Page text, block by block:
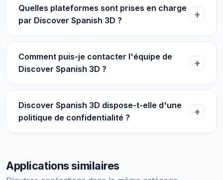
Quelles plateformes sont prises en charge
par Discover Spanish 3D ?
Comment puis-je contacter l'équipe de
Discover Spanish 3D ?
Discover Spanish 3D dispose-t-elle d'une
politique de confidentialité ?
Applications similaires